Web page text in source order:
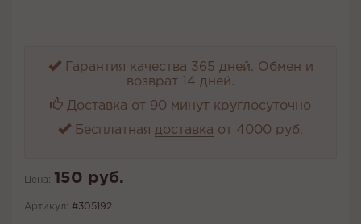
Гарантия качества 365 дней. Обмен и
возврат 14 дней.
Доставка от 90 минут круглосуточно
Бесплатная доставка от 4000 руб.
Цена: 150 руб.
Артикул: #305192